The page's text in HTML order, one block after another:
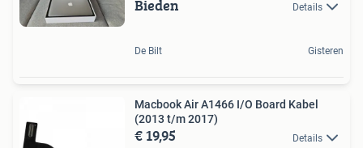
Bieden Details
De Bilt Gisteren
Macbook Air A1466 I/O Board Kabel
(2013 t/m 2017)
€ 19,95 Details